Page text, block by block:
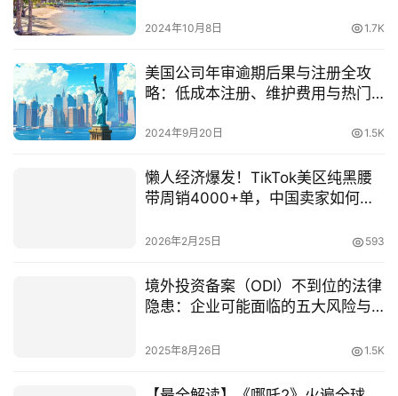
2024年10月8日 1.7K
美国公司年审逾期后果与注册全攻
略：低成本注册、维护费用与热门
2024年9月20日 1.5K
懒人经济爆发！TikTok美区纯黑腰
带周销4000+单，中国卖家如何抓
2026年2月25日 593
境外投资备案（ODI）不到位的法律
隐患：企业可能面临的五大风险与
2025年8月26日 1.5K